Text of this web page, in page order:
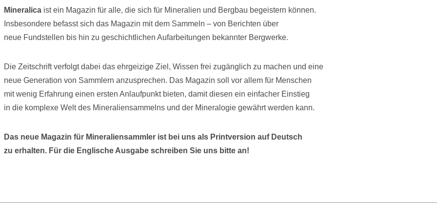
Mineralicaist ein Magazin für alle, die sich für Mineralien und Bergbau begeistern können.
Insbesondere befasst sich das Magazin mit dem Sammeln – von Berichten über
neue Fundstellen bis hin zu geschichtlichen Aufarbeitungen bekannter Bergwerke.
Die Zeitschrift verfolgt dabei das ehrgeizige Ziel, Wissen frei zugänglich zu machen und eine
neue Generation von Sammlern anzusprechen. Das Magazin soll vor allem für Menschen
mit wenig Erfahrung einen ersten Anlaufpunkt bieten, damit diesen ein einfacher Einstieg
in die komplexe Welt des Mineraliensammelns und der Mineralogie gewährt werden kann.
Das neue Magazin für Mineraliensammler ist bei uns als Printversion auf Deutsch
zu erhalten. Für die Englische Ausgabe schreiben Sie uns bitte an!